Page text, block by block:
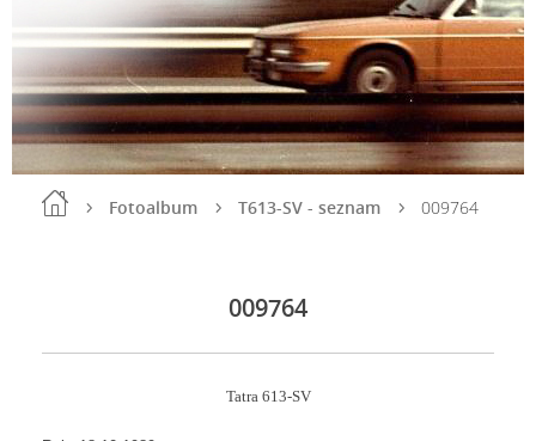
Fotoalbum T613-SV - seznam 009764
009764
Tatra 613-SV